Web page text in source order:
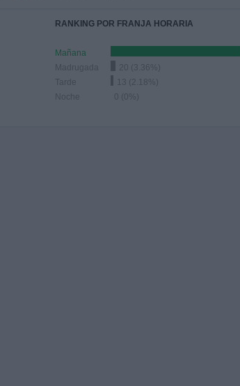
RANKING POR FRANJA HORARIA
Mañana
Madrugada
20 (3.36%)
Tarde
13 (2.18%)
Noche
0 (0%)